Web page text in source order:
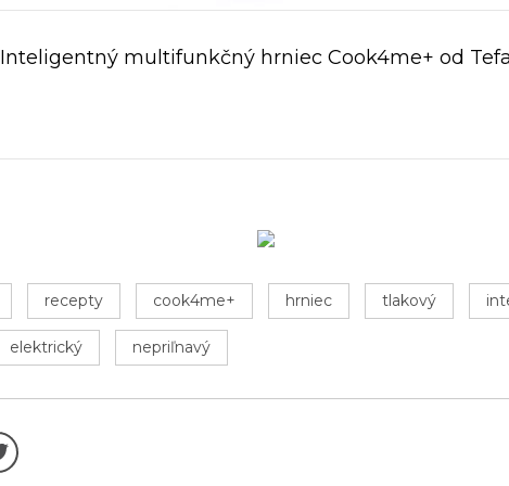
Inteligentný multifunkčný hrniec Cook4me+ od
recepty cook4me+ hrniec tlakový
elektrický nepriľnavý